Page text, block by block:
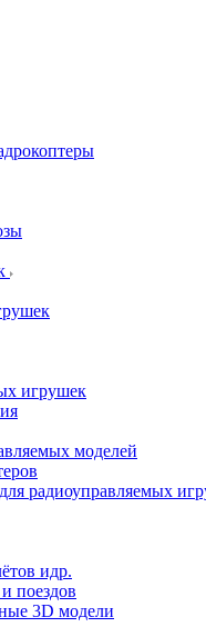
игрушек
моделей
радиоуправляемых
идр.
поездов
3D модели